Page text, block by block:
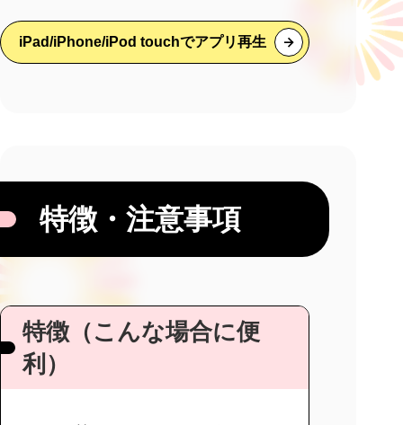
iPad/iPhone/iPod touchでアプリ再生
特徴・注意事項
特徴（こんな場合に便
利）